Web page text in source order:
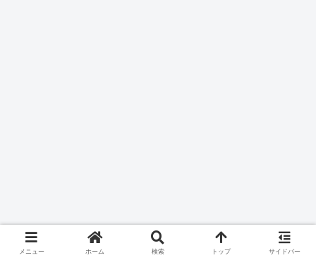
メニュー ホーム 検索 トップ サイドバー